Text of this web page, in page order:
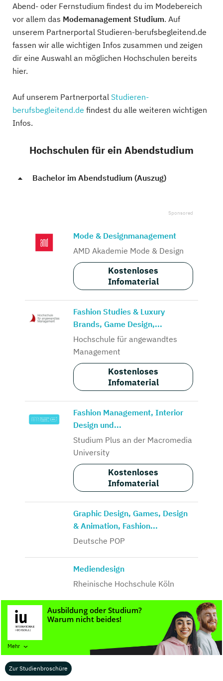
Zur Studienbroschüre
Mehr
Abend- oder Fernstudium findest du im Modebereich
vor allem das Modemanagement Studium. Auf
unserem Partnerportal Studieren-berufsbegleitend.de
fassen wir alle wichtigen Infos zusammen und zeigen
dir eine Auswahl an möglichen Hochschulen bereits
hier.
Auf unserem Partnerportal Studieren-
berufsbegleitend.de findest du alle weiteren wichtigen
Infos.
Hochschulen für ein Abendstudium
Bachelor im Abendstudium (Auszug)
Mode & Designmanagement
AMD Akademie Mode & Design
Kostenloses
Infomaterial
Fashion Studies & Luxury
Brands, Game Design,...
Hochschule für angewandtes
Management
Kostenloses
Infomaterial
Fashion Management, Interior
Design und...
Studium Plus an der Macromedia
University
Kostenloses
Infomaterial
Graphic Design, Games, Design
& Animation, Fashion...
Deutsche POP
Mediendesign
Rheinische Hochschule Köln
Game Art Animation, Games
Programming, Visual FX &...